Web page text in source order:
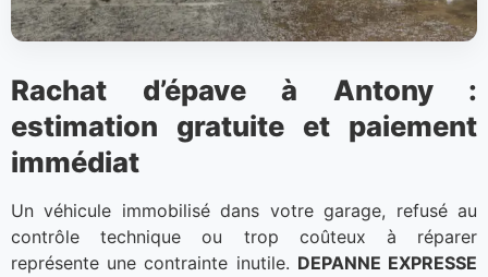
Rachat d’épave à Antony :
estimation gratuite et paiement
immédiat
Un véhicule immobilisé dans votre garage, refusé au
contrôle technique ou trop coûteux à réparer
représente une contrainte inutile. DEPANNE EXPRESSE